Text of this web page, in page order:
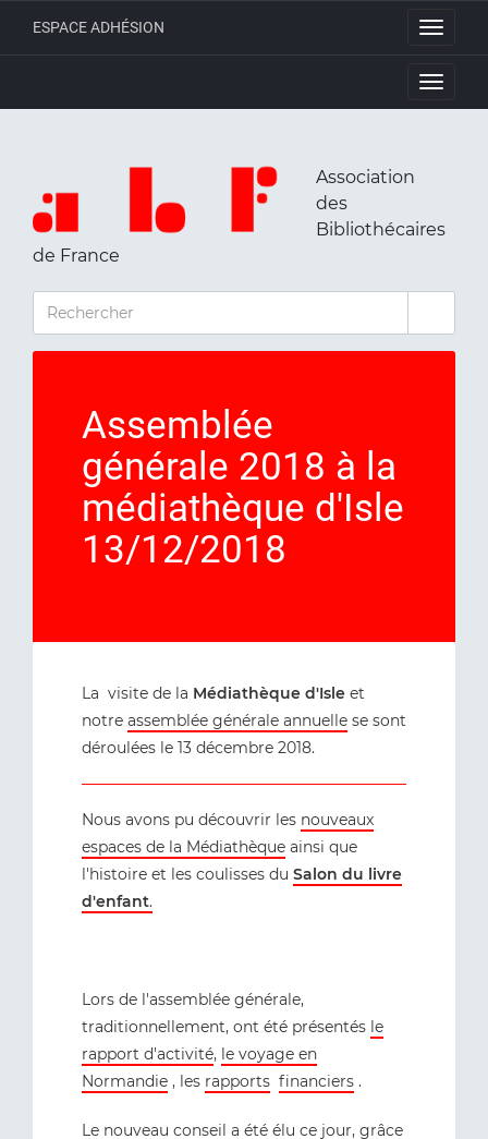
Toggle
ESPACE ADHÉSION
Toggle
Association
des
Bibliothécaires
de France
RECHERCHER
Assemblée
générale 2018 à la
médiathèque d'Isle
13/12/2018
La visite de la Médiathèque d'Isle et
notre assemblée générale annuelle se sont
déroulées le 13 décembre 2018.
Nous avons pu découvrir les nouveaux
espaces de la Médiathèque ainsi que
l'histoire et les coulisses du Salon du livre
d'enfant.
Lors de l'assemblée générale,
traditionnellement, ont été présentés le
rapport d'activité, le voyage en
Normandie , les rapports financiers .
Le nouveau conseil a été élu ce jour, grâce